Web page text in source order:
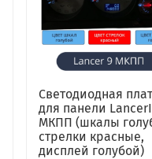
Светодиодная
для панели
МКПП (шкалы
стрелки красные,
дисплей голубой)